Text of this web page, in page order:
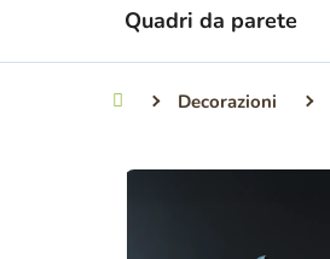
Quadri da parete
Casa Decorazioni